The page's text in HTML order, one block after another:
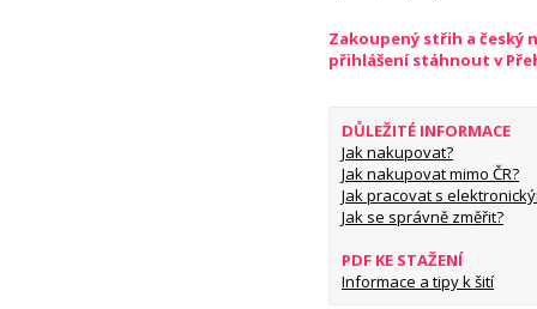
Zakoupený střih a český
přihlášení stáhnout v
DŮLEŽITÉ INFORMACE
Jak nakupovat?
Jak nakupovat mimo ČR?
Jak pracovat s
Jak se správně změřit?
PDF KE STAŽENÍ
Informace a tipy k šití